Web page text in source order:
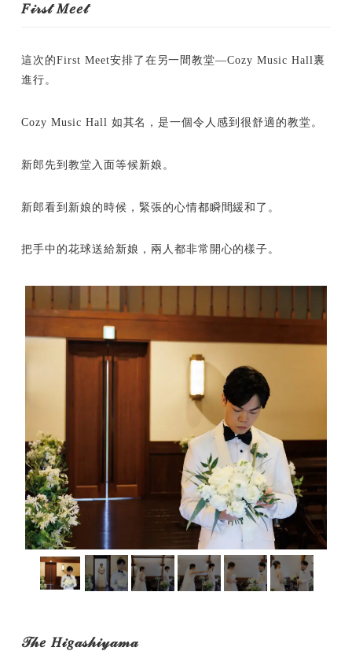
𝐹𝒾𝓇𝓈𝓉 𝑀𝑒𝑒𝓉
這次的First Meet安排了在另一間教堂—Cozy Music Hall裏
進行。
Cozy Music Hall 如其名，是一個令人感到很舒適的教堂。
新郎先到教堂入面等候新娘。
新郎看到新娘的時候，緊張的心情都瞬間緩和了。
把手中的花球送給新娘，兩人都非常開心的樣子。
𝒯𝒽𝑒 𝐻𝒾𝑔𝒶𝓈𝒽𝒾𝓎𝒶𝓂𝒶